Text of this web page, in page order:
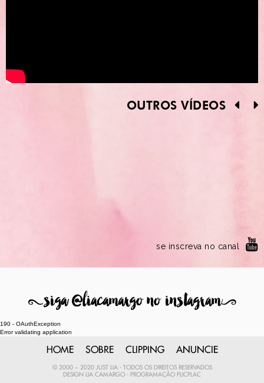
OUTROS VÍDEOS
se inscreva no canal
8siga @liacamargo no instagram9
190 - OAuthException
Error validating application
HOME SOBRE CLIPPING ANUNCIE
© 2000 ~ 2020 JUST LIA - TODOS OS DIREITOS RESERVADOS
DESIGN LIA CAMARGO - PROGRAMAÇÃO PLICPLAC